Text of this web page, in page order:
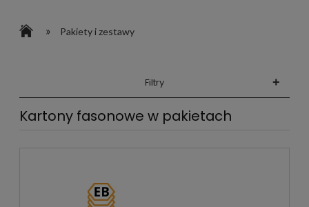
» Pakiety i zestawy
Filtry +
Kartony fasonowe w pakietach